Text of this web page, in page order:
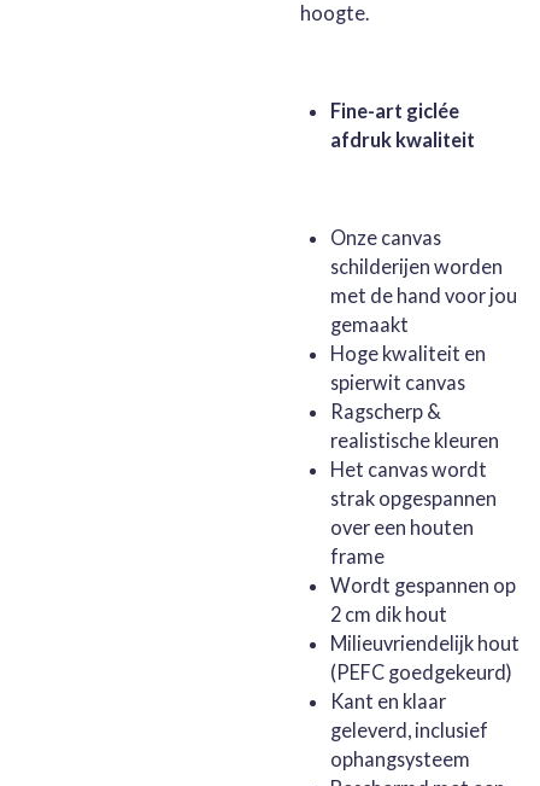
hoogte.
Fine-art giclée
afdruk kwaliteit
Onze canvas
schilderijen worden
met de hand voor jou
gemaakt
Hoge kwaliteit en
spierwit canvas
Ragscherp &
realistische kleuren
Het canvas wordt
strak opgespannen
over een houten
frame
Wordt gespannen op
2 cm dik hout
Milieuvriendelijk hout
(PEFC goedgekeurd)
Kant en klaar
geleverd, inclusief
ophangsysteem